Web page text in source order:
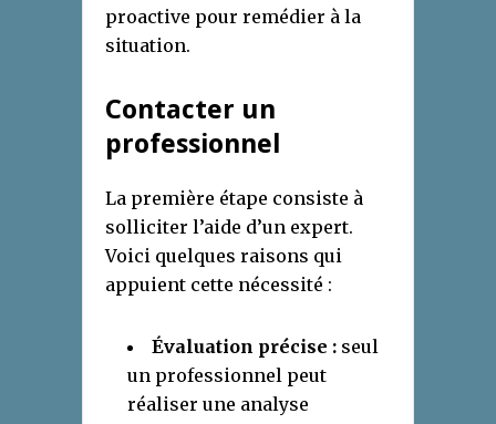
proactive pour remédier à la
situation.
Contacter un
professionnel
La première étape consiste à
solliciter l’aide d’un expert.
Voici quelques raisons qui
appuient cette nécessité :
Évaluation précise : seul
un professionnel peut
réaliser une analyse